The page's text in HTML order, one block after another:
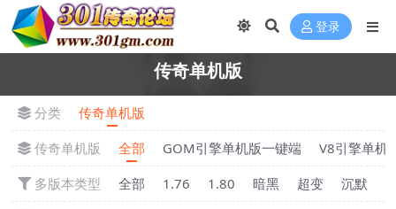
登录
传奇单机版
分类
传奇单机版
传奇单机版
全部 GOM引擎单机版一键端
V8引擎单机
多版本类型
全部 1.76 1.80 暗黑 超变 沉默